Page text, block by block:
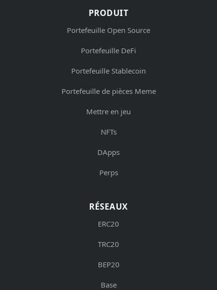
PRODUIT
Portefeuille Open Source
Portefeuille DeFi
Portefeuille Stablecoin
Portefeuille de pièces Meme
Mettre en jeu
NFTs
DApps
Perps
RÉSEAUX
ERC20
TRC20
BEP20
Base